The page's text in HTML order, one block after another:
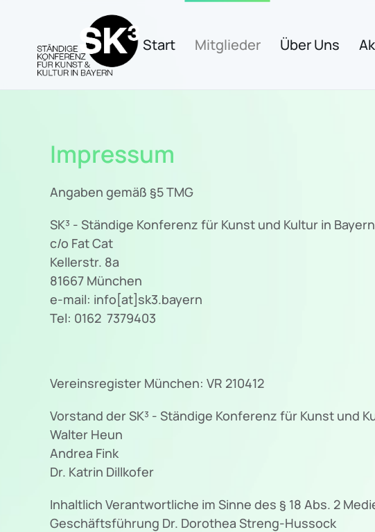
Zum Hauptinhalt springen
Start Mitglieder Über Uns
Impressum
Angaben gemäß §5 TMG
SK³ - Ständige Konferenz für Kunst und Kultur in
c/o Fat Cat
Kellerstr. 8a
81667 München
e-mail: info[at]sk3.bayern
Tel: 0162 7379403
Vereinsregister München: VR 210412
Vorstand der SK³ - Ständige Konferenz für Kunst und
Walter Heun
Andrea Fink
Dr. Katrin Dillkofer
Inhaltlich Verantwortliche im Sinne des § 18 Abs. 2
Geschäftsführung Dr. Dorothea Streng-Hussock